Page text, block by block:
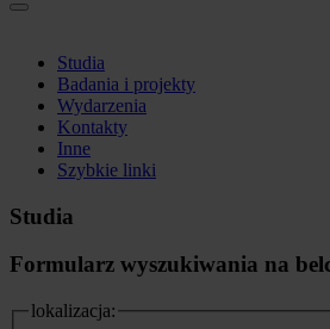
Studia
Badania i projekty
Wydarzenia
Kontakty
Inne
Szybkie linki
Studia
Formularz wyszukiwania na
lokalizacja: